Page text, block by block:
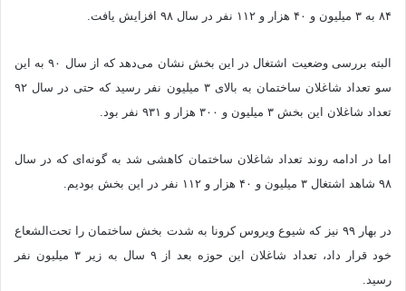
۸۴ به ۳ میلیون و ۴۰ هزار و ۱۱۲ نفر در سال ۹۸ افزایش یافت.
البته بررسی وضعیت اشتغال در این بخش نشان می‌دهد که از سال ۹۰ به این
سو تعداد شاغلان ساختمان به بالای ۳ میلیون نفر رسید که حتی در سال ۹۲
تعداد شاغلان این بخش ۳ میلیون و ۳۰۰ هزار و ۹۳۱ نفر بود.
اما در ادامه روند تعداد شاغلان ساختمان کاهشی شد به گونه‌ای که در سال
۹۸ شاهد اشتغال ۳ میلیون و ۴۰ هزار و ۱۱۲ نفر در این بخش بودیم.
در بهار ۹۹ نیز که شیوع ویروس کرونا به شدت بخش ساختمان را تحت‌الشعاع
خود قرار داد، تعداد شاغلان این حوزه بعد از ۹ سال به زیر ۳ میلیون نفر
رسید.